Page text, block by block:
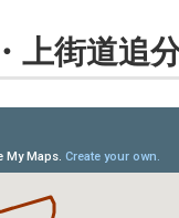
上街道追